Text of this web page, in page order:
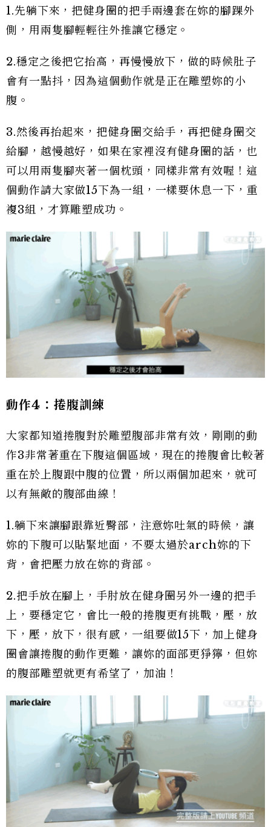
1.先躺下來，把健身圈的把手兩邊套在妳的腳踝外
側，用兩隻腳輕輕往外推讓它穩定。
2.穩定之後把它抬高，再慢慢放下，做的時候肚子
會有一點抖，因為這個動作就是正在雕塑妳的小
腹。
3.然後再抬起來，把健身圈交給手，再把健身圈交
給腳，越慢越好，如果在家裡沒有健身圈的話，也
可以用兩隻腳夾著一個枕頭，同樣非常有效喔！這
個動作請大家做15下為一組，一樣要休息一下，重
複3組，才算雕塑成功。
動作4：捲腹訓練
大家都知道捲腹對於雕塑腹部非常有效，剛剛的動
作3非常著重在下腹這個區域，現在的捲腹會比較著
重在於上腹跟中腹的位置，所以兩個加起來，就可
以有無敵的腹部曲線！
1.躺下來讓腳跟靠近臀部，注意妳吐氣的時候，讓
妳的下腹可以貼緊地面，不要太過於arch妳的下
背，會把壓力放在妳的背部。
2.把手放在腳上，手肘放在健身圈另外一邊的把手
上，要穩定它，會比一般的捲腹更有挑戰，壓，放
下，壓，放下，很有感，一組要做15下，加上健身
圈會讓捲腹的動作更難，讓妳的面部更猙獰，但妳
的腹部雕塑就更有希望了，加油！